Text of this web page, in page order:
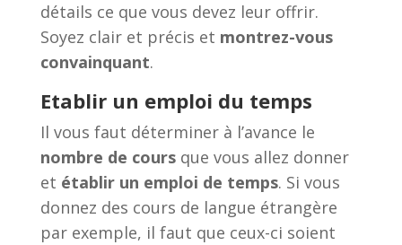
détails ce que vous devez leur offrir.
Soyez clair et précis et montrez-vous
convainquant.
Etablir un emploi du temps
Il vous faut déterminer à l’avance le
nombre de coursque vous allez donner
et établir un emploi de temps. Si vous
donnez des cours de langue étrangère
par exemple, il faut que ceux-ci soient